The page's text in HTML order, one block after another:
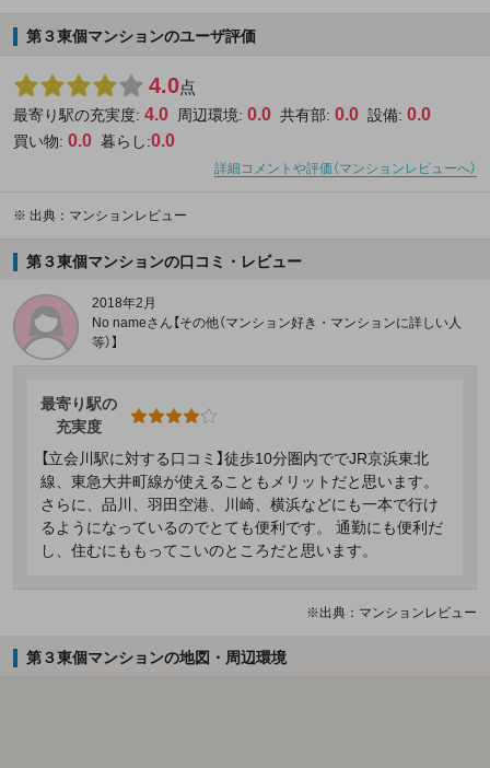
第３東個マンションのユーザ評価
4.0点
最寄り駅の充実度: 4.0 周辺環境: 0.0 共有部: 0.0 設備: 0.0
買い物: 0.0 暮らし:0.0
詳細コメントや評価（マンションレビューへ）
※ 出典：マンションレビュー
第３東個マンションの口コミ・レビュー
2018年2月
No nameさん【その他（マンション好き・マンションに詳しい人
等）】
最寄り駅の
充実度
【立会川駅に対する口コミ】徒歩10分圏内ででJR京浜東北
線、東急大井町線が使えることもメリットだと思います。
さらに、品川、羽田空港、川崎、横浜などにも一本で行け
るようになっているのでとても便利です。 通勤にも便利だ
し、住むにももってこいのところだと思います。
※出典：マンションレビュー
第３東個マンションの地図・周辺環境